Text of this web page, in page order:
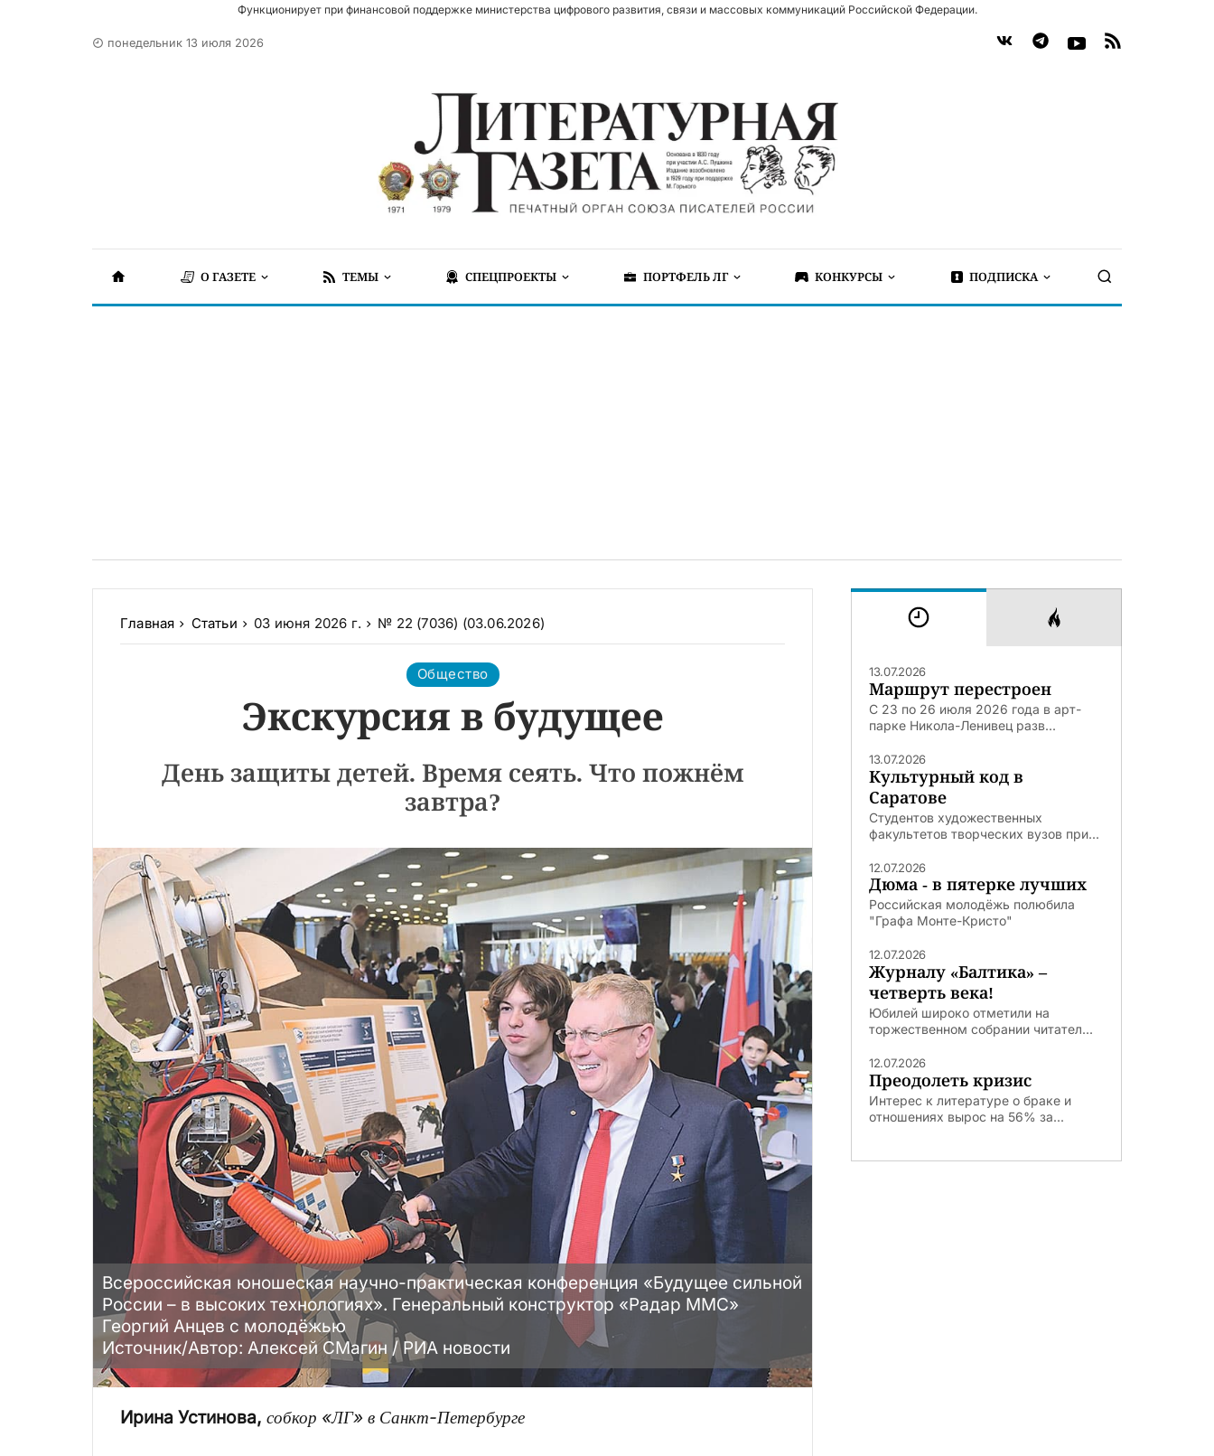
Функционирует при финансовой поддержке министерства цифрового развития, связи и массовых коммуникаций Российской Федерации.
понедельник 13 июля 2026
О ГАЗЕТЕ ТЕМЫ СПЕЦПРОЕКТЫ ПОРТФЕЛЬ ЛГ КОНКУРСЫ ПОДПИСКА
Главная Статьи 03 июня 2026 г. № 22 (7036) (03.06.2026)
Общество
Экскурсия в будущее
День защиты детей. Время сеять. Что пожнём
завтра?
Всероссийская юношеская научно-практическая конференция «Будущее сильной
России – в высоких технологиях». Генеральный конструктор «Радар ММС»
Георгий Анцев с молодёжью
Источник/Автор: Алексей СМагин / РИА новости
Ирина Устинова, собкор «ЛГ» в Санкт-Петербурге
13.07.2026
Маршрут перестроен
С 23 по 26 июля 2026 года в арт-
парке Никола-Ленивец разв...
13.07.2026
Культурный код в
Саратове
Студентов художественных
факультетов творческих вузов при...
12.07.2026
Дюма - в пятерке лучших
Российская молодёжь полюбила
"Графа Монте-Кристо"
12.07.2026
Журналу «Балтика» –
четверть века!
Юбилей широко отметили на
торжественном собрании читател...
12.07.2026
Преодолеть кризис
Интерес к литературе о браке и
отношениях вырос на 56% за...